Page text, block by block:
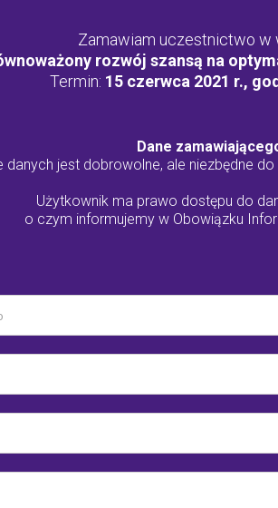
Zamawiam uczestnictwo w
rozwój szansą na
Termin: 15 czerwca 2021 r.,
Dane
danych jest dobrowolne, ale niezbędne do
Użytkownik ma prawo dostępu do
o czym informujemy w Obowiązku